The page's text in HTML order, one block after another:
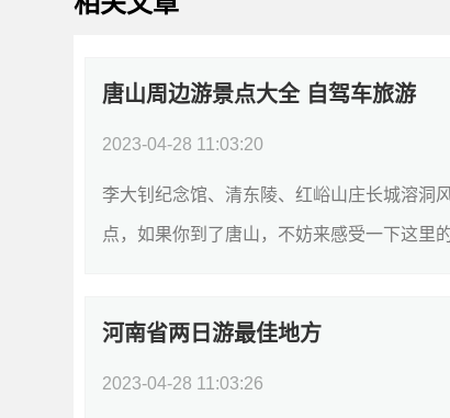
唐山周边游景点大全 自驾车旅游
2023-04-28 11:03:20
李大钊纪念馆、清东陵、红峪山庄长城溶洞
点，如果你到了唐山，不妨来感受一下这里
河南省两日游最佳地方
2023-04-28 11:03:26